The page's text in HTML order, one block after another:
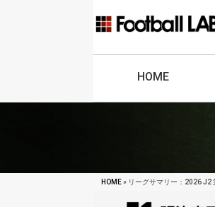
HOME
HOME» リーグサマリー：2026 J2